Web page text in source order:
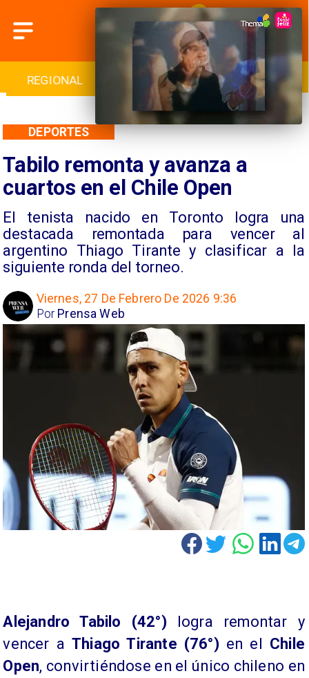
INTERNACIONAL DEPORTES CULTURA
Tabilo remonta y avanza a
cuartos en el Chile Open
El tenista nacido en Toronto logra una
destacada remontada para vencer al
argentino Thiago Tirante y clasificar a la
siguiente ronda del torneo.
DEPORTES
Viernes, 27 De Febrero De 2026 9:36
Prensa Web
Por
Alejandro Tabilo (42°) logra remontar y
vencer aThiago Tirante (76°) en el Chile
Open, convirtiéndose en el único chileno en